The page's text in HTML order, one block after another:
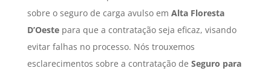
sobre o seguro de carga avulso em Alta Floresta
D’Oestepara que a contratação seja eficaz, visando
evitar falhas no processo. Nós trouxemos
esclarecimentos sobre a contratação de Seguro para